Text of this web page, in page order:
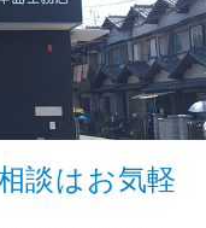
談はお気軽